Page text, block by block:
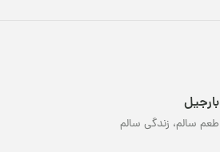
بارجیل
طعم سالم، زندگی سالم